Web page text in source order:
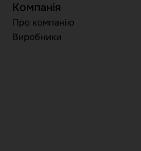
Компанія
Про компанію
Виробники